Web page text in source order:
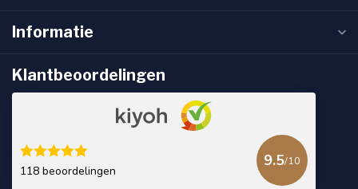
Informatie
Klantbeoordelingen
118 beoordelingen
9.5/10